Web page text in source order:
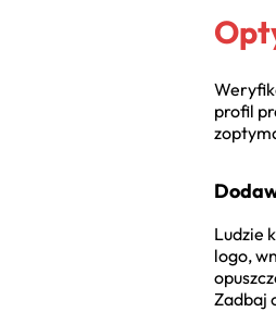
profil
Ludzie
logo,
Zadbaj